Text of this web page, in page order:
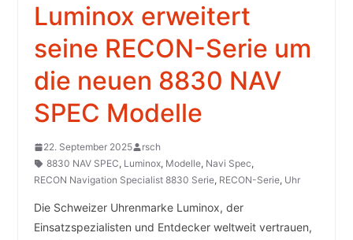
Luminox erweitert
seine RECON-Serie um
die neuen 8830 NAV
SPEC Modelle
22. September 2025
rsch
8830 NAV SPEC, Luminox, Modelle, Navi Spec,
RECON Navigation Specialist 8830 Serie, RECON-Serie, Uhr
Die Schweizer Uhrenmarke Luminox, der
Einsatzspezialisten und Entdecker weltweit vertrauen,